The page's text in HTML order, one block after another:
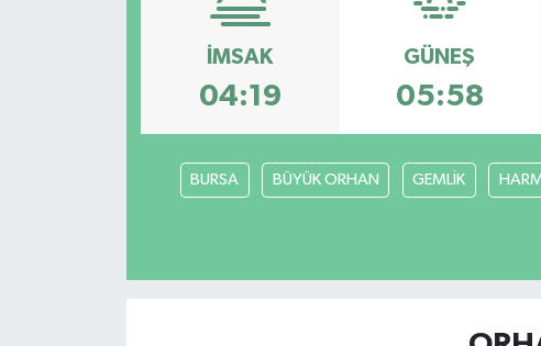
İMSAK
04:19
GÜNEŞ
05:58
BURSA BÜYÜK ORHAN GEMLİK